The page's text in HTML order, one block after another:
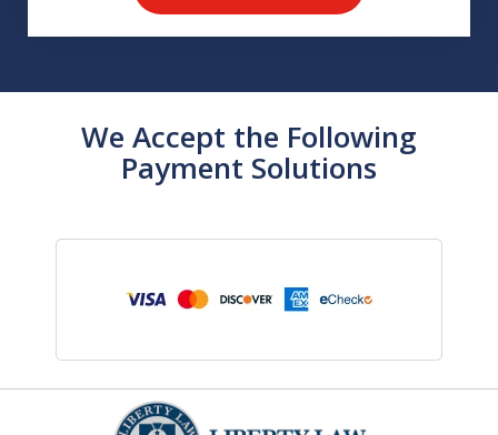
We Accept the Following
Payment Solutions